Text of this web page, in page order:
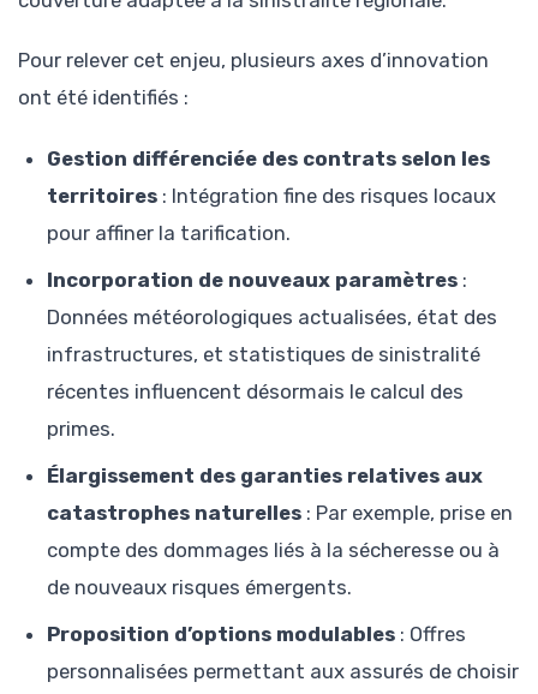
Pour relever cet enjeu, plusieurs axes d’innovation
ont été identifiés :
Gestion différenciée des contrats selon les
territoires : Intégration fine des risques locaux
pour affiner la tarification.
Incorporation de nouveaux paramètres :
Données météorologiques actualisées, état des
infrastructures, et statistiques de sinistralité
récentes influencent désormais le calcul des
primes.
Élargissement des garanties relatives aux
catastrophes naturelles : Par exemple, prise en
compte des dommages liés à la sécheresse ou à
de nouveaux risques émergents.
Proposition d’options modulables : Offres
personnalisées permettant aux assurés de choisir